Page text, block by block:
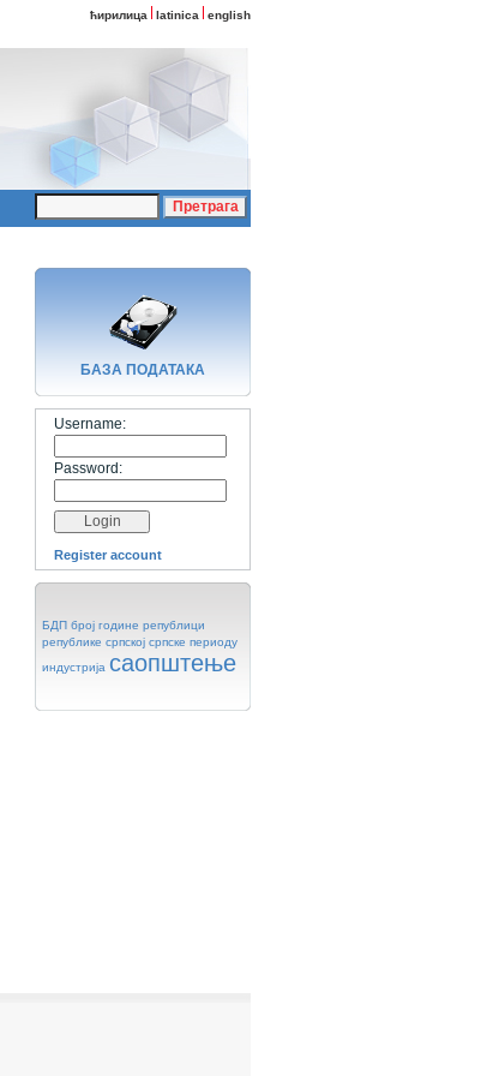
ћирилица latinica english
БАЗA ПОДАТАКА
Username:
Password:
Register account
БДП број године републици
републике српској српске периоду
индустрија саопштење